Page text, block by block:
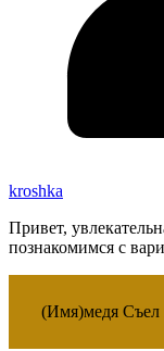
kroshka
Привет,
познакомимся с
(Имя)медя Съел